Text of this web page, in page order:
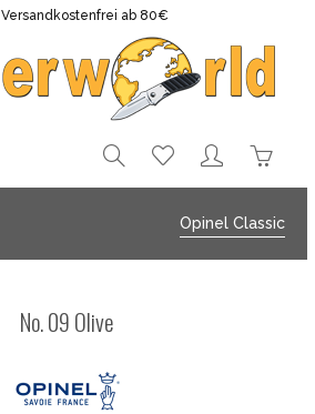
Versandkostenfrei ab 80€
Gratisversand sichern!
Opinel Classic
No. 09 Olive